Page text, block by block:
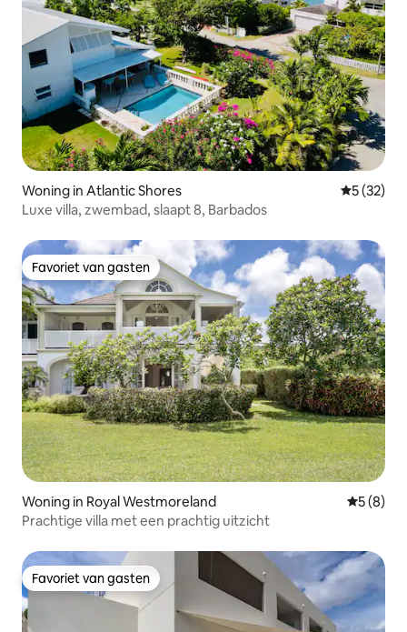
Woning in Atlantic Shores
5 (32)
Luxe villa, zwembad, slaapt 8, Barbados
Favoriet van gasten
Favoriet van gasten
Woning in Royal Westmoreland
5 (8)
Prachtige villa met een prachtig uitzicht
Favoriet van gasten
Favoriet van gasten